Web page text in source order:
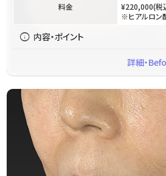
料金
¥220,000(税
※ヒアルロン
info 内容・ポイント
詳細・